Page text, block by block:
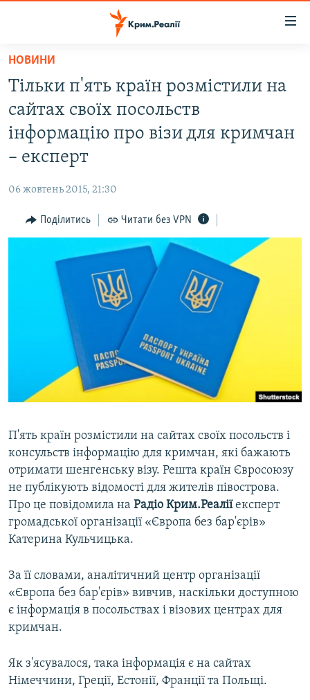
Перейти
основного
матеріалу
Перейти
до
основної
Перейти
пошуку
ВІДЕО ТА ФОТО
ІНТЕРВ'Ю
СПЕЦПРОЕКТИ
ДЕПОРТАЦІЯ
ВІДЕОУРОКИ «ELIFBE»
СВІДЧЕННЯ ОКУПАЦІЇ
УКРАЇНСЬКА ПРОБЛЕМА КРИМУ
ІНФОГРАФІКА
ЯК ОБІЙТИ БЛОКУВАННЯ
ДОЛУЧАЙСЯ!
Усі сайти RFE/RL
НОВИНИ
Тільки п'ять країн розмістили на
сайтах своїх посольств
інформацію про візи для кримчан
– експерт
06 жовтень 2015, 21:30
Поділитись Читати без VPN
П'ять країн розмістили на сайтах своїх посольств і
консульств інформацію для кримчан, які бажають
отримати шенгенську візу. Решта країн Євросоюзу
не публікують відомості для жителів півострова.
Про це повідомила на Радіо Крим.Реаліїексперт
громадської організації «Європа без бар'єрів»
Катерина Кульчицька.
За її словами, аналітичний центр організації
«Європа без бар'єрів» вивчив, наскільки доступною
є інформація в посольствах і візових центрах для
кримчан.
Як з'ясувалося, така інформація є на сайтах
Німеччини, Греції, Естонії, Франції та Польщі.